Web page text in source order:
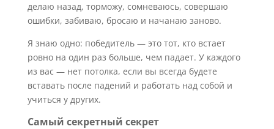
делаю назад, торможу, сомневаюсь, совершаю
ошибки, забиваю, бросаю и начанаю заново.
Я знаю одно: победитель — это тот, кто встает
ровно на один раз больше, чем падает. У каждого
из вас — нет потолка, если вы всегда будете
вставать после падений и работать над собой и
учиться у других.
Самый секретный секрет